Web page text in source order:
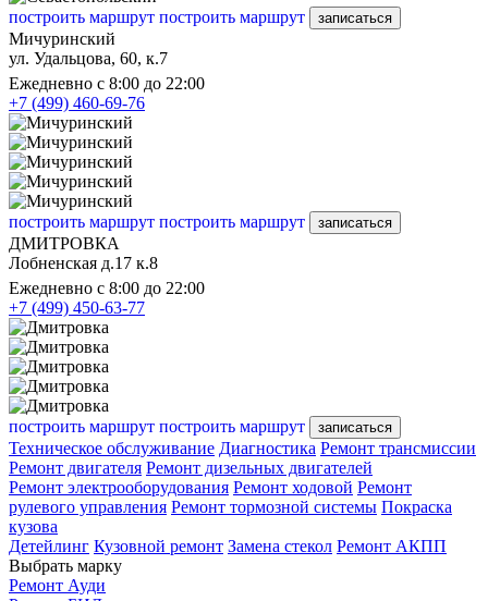
построить маршрут построить маршрут записаться
Мичуринский
ул. Удальцова, 60, к.7
Ежедневно с 8:00 до 22:00
+7 (499) 460-69-76
построить маршрут построить маршрут записаться
ДМИТРОВКА
Лобненская д.17 к.8
Ежедневно с 8:00 до 22:00
+7 (499) 450-63-77
построить маршрут построить маршрут записаться
Техническое обслуживание Диагностика Ремонт трансмиссии
Ремонт двигателя Ремонт дизельных двигателей
Ремонт электрооборудования Ремонт ходовой Ремонт
рулевого управления Ремонт тормозной системы Покраска
кузова
Детейлинг Кузовной ремонт Замена стекол Ремонт АКПП
Выбрать марку
Ремонт Ауди